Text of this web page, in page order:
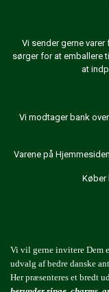
Vi sender gerne
sørger for at emballere
at
Vi modtager bank
Varene på
Køber
Vi vil gerne invitere Dem
udvalg af bedre danske
Her præsenteres et bredt